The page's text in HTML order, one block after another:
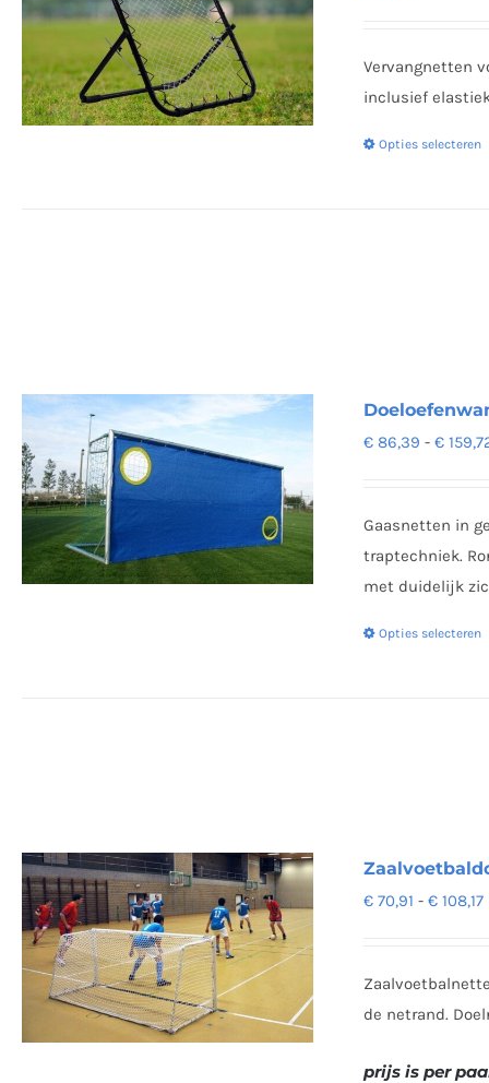
Vervangnetten
inclusief
Opties selecteren
€ 86,39 - €
Gaasnetten in
traptechniek.
met duidelijk
Opties selecteren
€ 70,91 - € 108,17
de netrand.
prijs is per